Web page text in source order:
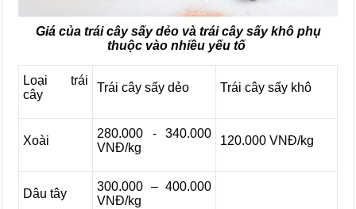
Giá của trái cây sấy dẻo và trái cây sấy khô phụ
thuộc vào nhiều yếu tố
Loại trái
cây
Trái cây sấy dẻo Trái cây sấy khô
Xoài
280.000 - 340.000
VNĐ/kg
120.000 VNĐ/kg
Dâu tây
300.000 – 400.000
VNĐ/kg